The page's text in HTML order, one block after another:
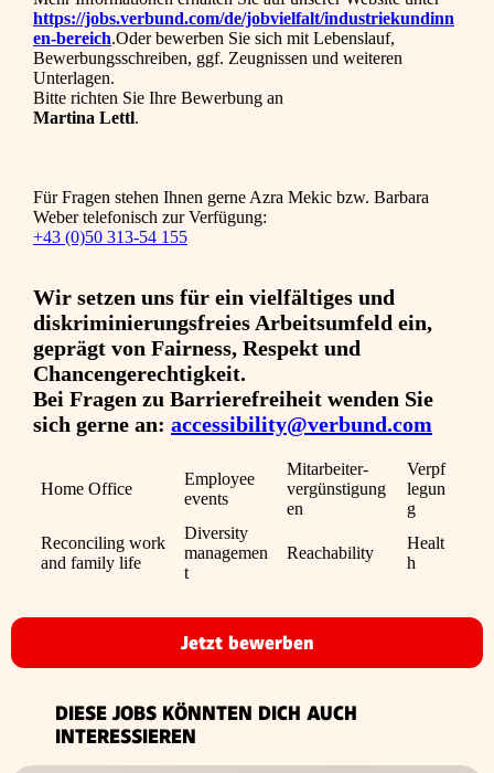
https://jobs.verbund.com/de/jobvielfalt/industriekundinn
en-bereich.Oder bewerben Sie sich mit Lebenslauf,
Bewerbungsschreiben, ggf. Zeugnissen und weiteren
Unterlagen.
Bitte richten Sie Ihre Bewerbung an
Martina Lettl.
Für Fragen stehen Ihnen gerne Azra Mekic bzw. Barbara
Weber telefonisch zur Verfügung:
+43 (0)50 313-54 155
Wir setzen uns für ein vielfältiges und
diskriminierungsfreies Arbeitsumfeld ein,
geprägt von Fairness, Respekt und
Chancengerechtigkeit.
Bei Fragen zu Barrierefreiheit wenden Sie
sich gerne an: accessibility@verbund.com
Home Office
Employee
events
Mitarbeiter­
vergünstigung
en
Verpf
legun
g
Reconciling work
and family life
Diversity
managemen
t
Reachability
Healt
h
Jetzt bewerben
DIESE JOBS KÖNNTEN DICH AUCH
INTERESSIEREN